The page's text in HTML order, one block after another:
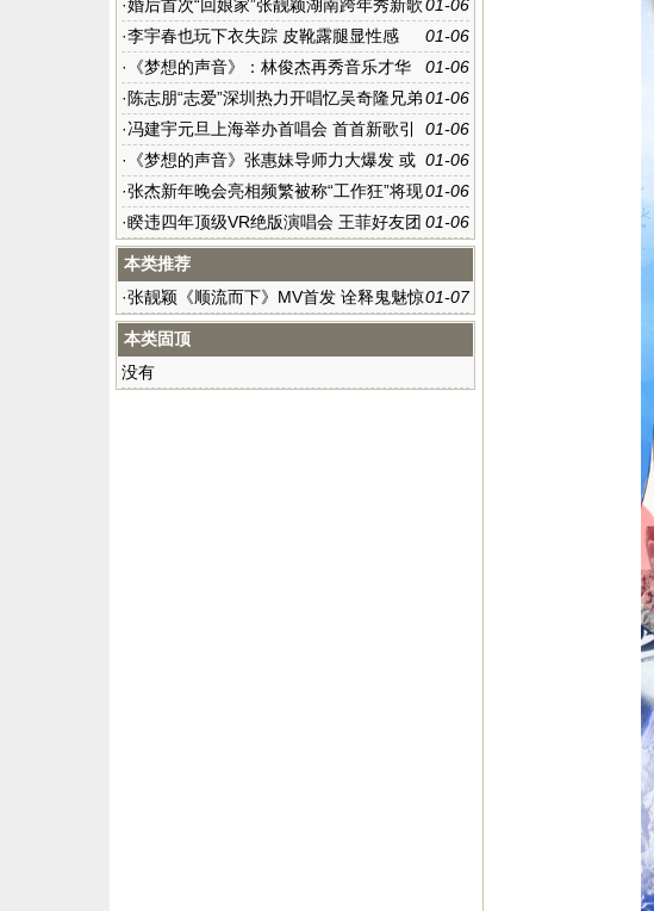
01-06
·婚后首次“回娘家”张靓颖湖南跨年秀新歌
01-06
·李宇春也玩下衣失踪 皮靴露腿显性感
01-06
·
《梦想的声音》：林俊杰再秀音乐才华
玩转摇滚曲风
01-06
·陈志朋“志爱”深圳热力开唱忆吴奇隆兄弟
情当众洒泪
01-06
·冯建宇元旦上海举办首唱会 首首新歌引
爆“最好的时光”
01-06
·
《梦想的声音》张惠妹导师力大爆发 或
将翻唱童年神曲《千年等一回》
01-06
·张杰新年晚会亮相频繁被称“工作狂”将现
身深圳
01-06
·睽违四年顶级VR绝版演唱会 王菲好友团
有望齐现身
本类推荐
01-07
·张靓颖《顺流而下》MV首发 诠释鬼魅惊
奇
本类固顶
没有